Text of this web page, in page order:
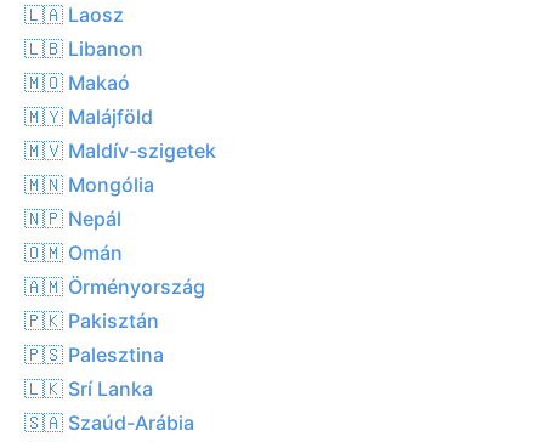
🇱🇦 Laosz
🇱🇧 Libanon
🇲🇴 Makaó
🇲🇾 Malájföld
🇲🇻 Maldív-szigetek
🇲🇳 Mongólia
🇳🇵 Nepál
🇴🇲 Omán
🇦🇲 Örményország
🇵🇰 Pakisztán
🇵🇸 Palesztina
🇱🇰 Srí Lanka
🇸🇦 Szaúd-Arábia